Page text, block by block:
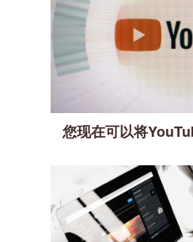
您现在可以将